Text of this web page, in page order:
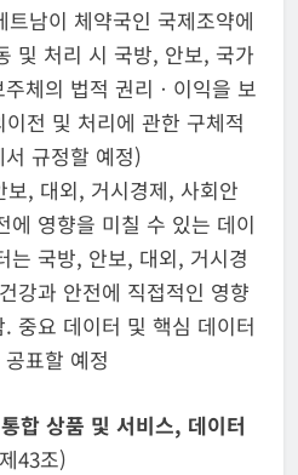
남이 체약국인 국제조약에
및 처리 시 국방, 안보, 국가
체의 법적 권리ㆍ이익을 보
전 및 처리에 관한 구체적
규정할 예정)
, 대외, 거시경제, 사회안
에 영향을 미칠 수 있는 데이
는 국방, 안보, 대외, 거시경
강과 안전에 직접적인 영향
중요 데이터 및 핵심 데이터
표할 예정
통합 상품 및 서비스, 데이터
43조)